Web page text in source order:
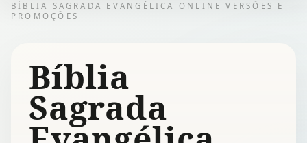
BÍBLIA SAGRADA EVANGÉLICA ONLINE VERSÕES E
PROMOÇÕES
Bíblia
Sagrada